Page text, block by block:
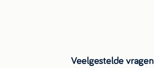
Veelgestelde vragen